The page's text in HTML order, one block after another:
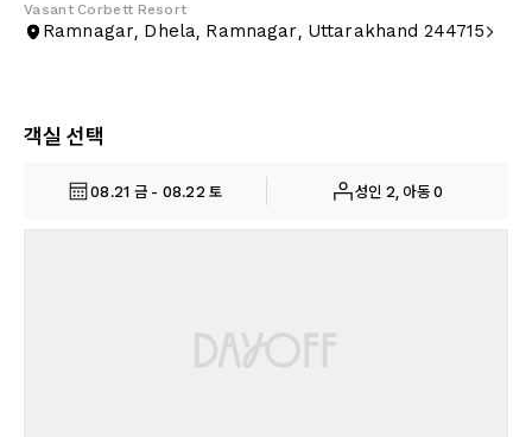
Vasant Corbett Resort
Ramnagar, Dhela, Ramnagar, Uttarakhand 244715
객실 선택
08.21 금 - 08.22 토 성인 2, 아동 0